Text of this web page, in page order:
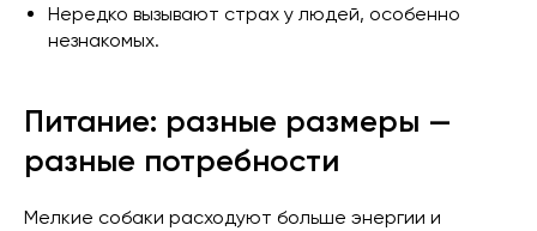
Нередко вызывают страх у людей, особенно
незнакомых.
Питание: разные размеры —
разные потребности
Мелкие собаки расходуют больше энергии и